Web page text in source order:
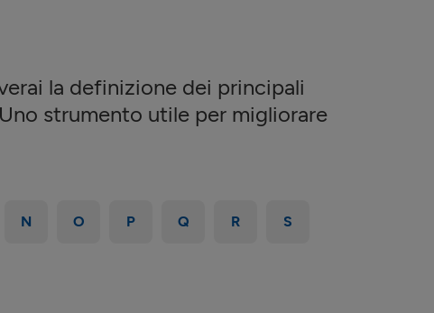
la definizione dei principali
strumento utile per migliorare
N O P Q R S